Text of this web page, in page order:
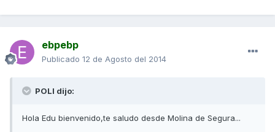
ebpebp
Publicado 12 de Agosto del 2014
POLI dijo:
Hola Edu bienvenido,te saludo desde Molina de Segura...